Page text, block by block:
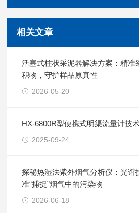
相关文章
活塞式柱状采泥器解决方案：精准
积物，守护样品原真性
2026-05-20
HX-6800R型便携式明渠流量计技
2025-09-24
探秘热湿法紫外烟气分析仪：光谱
准“捕捉”烟气中的污染物
2026-06-18